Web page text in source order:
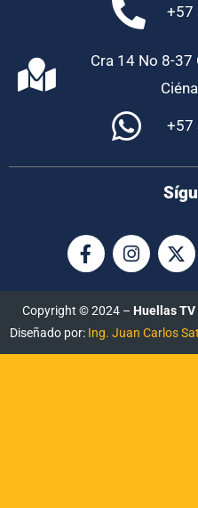
+57
Cra 14 No 8-37
+57
Copyright © 2024 – Huellas TV
Diseñado por: Ing. Juan Carlos